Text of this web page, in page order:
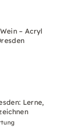
– Acryl
Lerne,